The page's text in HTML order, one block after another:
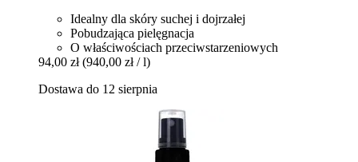
Idealny dla skóry suchej i dojrzałej
Pobudzająca pielęgnacja
O właściwościach przeciwstarzeniowych
94,00 zł (940,00 zł / l)
Dostawa do 12 sierpnia